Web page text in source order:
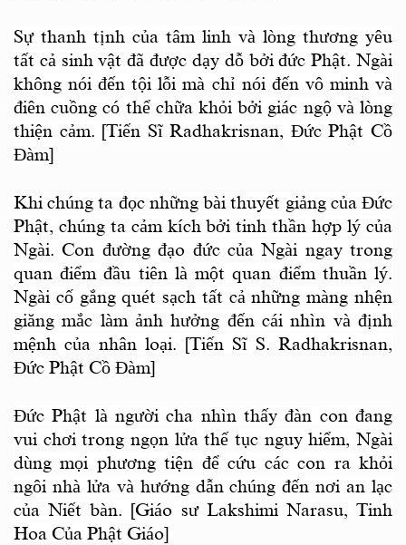
Sự thanh tịnh của tâm linh và lòng thương yêu
tất cả sinh vật đã được dạy dỗ bởi đức Phật. Ngài
không nói đến tội lỗi mà chỉ nói đến vô minh và
điên cuồng có thể chữa khỏi bởi giác ngộ và lòng
thiện cảm. [Tiến Sĩ Radhakrisnan, Ðức Phật Cồ
Ðàm]
Khi chúng ta đọc những bài thuyết giảng của Đức
Phật, chúng ta cảm kích bởi tinh thần hợp lý của
Ngài. Con đường đạo đức của Ngài ngay trong
quan điểm đầu tiên là một quan điểm thuần lý.
Ngài cố gắng quét sạch tất cả những màng nhện
giăng mắc làm ảnh hưởng đến cái nhìn và định
mệnh của nhân loại. [Tiến Sĩ S. Radhakrisnan,
Ðức Phật Cồ Ðàm]
Ðức Phật là người cha nhìn thấy đàn con đang
vui chơi trong ngọn lửa thế tục nguy hiểm, Ngài
dùng mọi phương tiện để cứu các con ra khỏi
ngôi nhà lửa và hướng dẫn chúng đến nơi an lạc
của Niết bàn. [Giáo sư Lakshimi Narasu, Tinh
Hoa Của Phật Giáo]